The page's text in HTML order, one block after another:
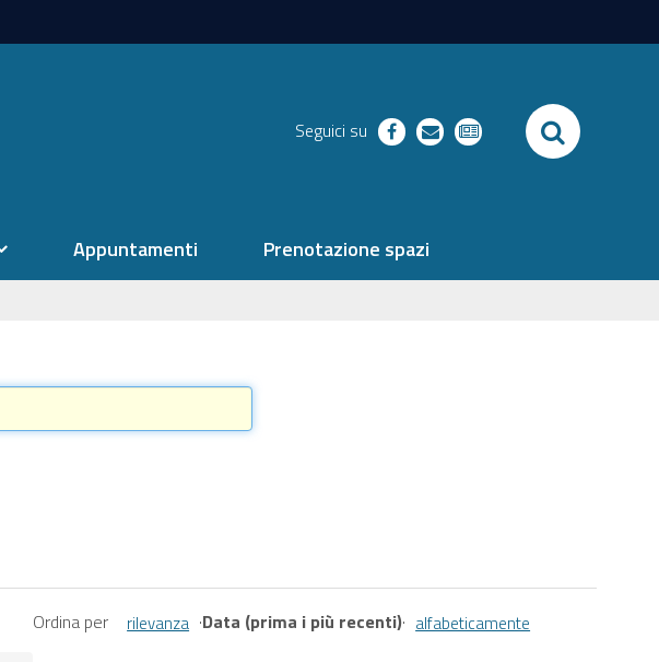
Seguici su facebookrichiestenewsletter SEARCH
Appuntamenti Prenotazione spazi
Ordina per rilevanza ·Data (prima i più recenti)· alfabeticamente